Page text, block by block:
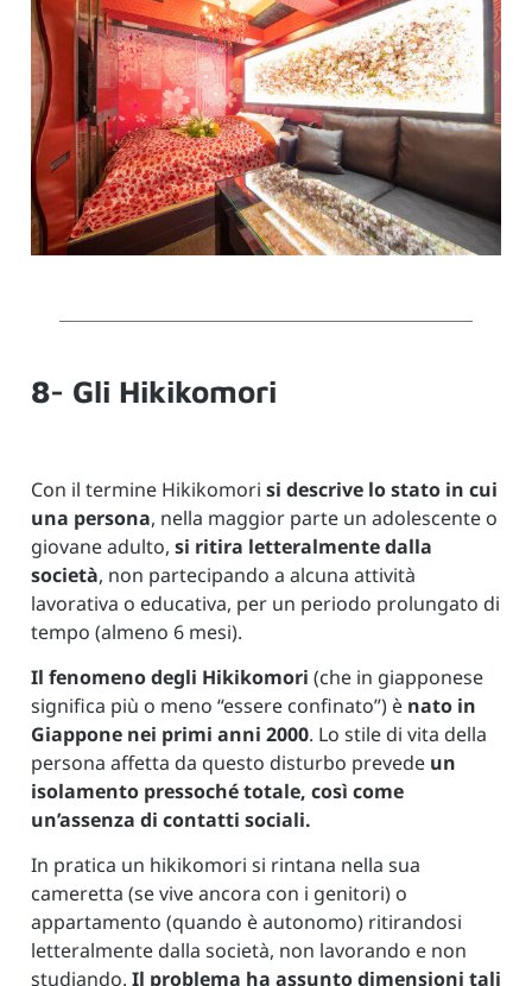
8- Gli Hikikomori
Con il termine Hikikomori si descrive lo stato in cui
una persona, nella maggior parte un adolescente o
giovane adulto, si ritira letteralmente dalla
società, non partecipando a alcuna attività
lavorativa o educativa, per un periodo prolungato di
tempo (almeno 6 mesi).
Il fenomeno degli Hikikomori (che in giapponese
significa più o meno “essere confinato”) è nato in
Giappone nei primi anni 2000. Lo stile di vita della
persona affetta da questo disturbo prevede un
isolamento pressoché totale, così come
un’assenza di contatti sociali.
In pratica un hikikomori si rintana nella sua
cameretta (se vive ancora con i genitori) o
appartamento (quando è autonomo) ritirandosi
letteralmente dalla società, non lavorando e non
studiando. Il problema ha assunto dimensioni tali